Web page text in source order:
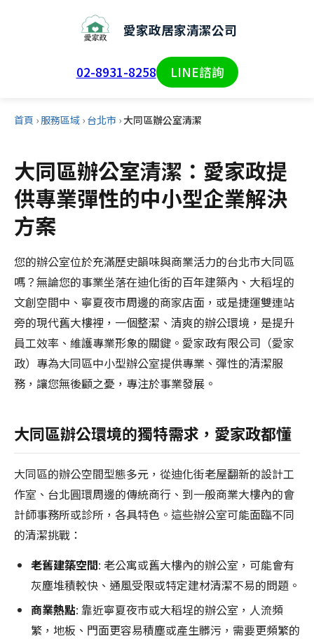
愛家政居家清潔公司
02-8931-8258 LINE諮詢
首頁 › 服務區域 › 台北市 ›大同區辦公室清潔
大同區辦公室清潔：愛家政提
供專業彈性的中小型企業解決
方案
您的辦公室位於充滿歷史韻味與商業活力的台北市大同區
嗎？無論您的事業坐落在迪化街的百年建築內、大稻埕的
文創空間中、寧夏夜市周邊的商家店面，或是捷運雙連站
旁的現代舊大樓裡，一個整潔、清爽的辦公環境，是提升
員工效率、維護專業形象的關鍵。愛家政有限公司（愛家
政）專為大同區中小型辦公室提供專業、彈性的清潔服
務，讓您無後顧之憂，專注於事業發展。
大同區辦公環境的獨特需求，愛家政都懂
大同區的辦公空間型態多元，從迪化街老屋翻新的設計工
作室、台北圓環周邊的傳統商行、到一般商業大樓內的會
計師事務所或診所，各具特色。這些辦公室可能面臨不同
的清潔挑戰：
老舊建築空間: 老公寓或舊大樓內的辦公室，可能會有
灰塵堆積較快、通風受限或特定建材清潔不易的問題。
商業熱點: 靠近寧夏夜市或大稻埕的辦公室，人流頻
繁，地板、門面更容易積塵或產生髒污，需要更頻繁的